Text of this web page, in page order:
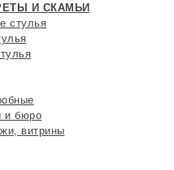
И СКАМЬИ
стулья
и бюро
витрины